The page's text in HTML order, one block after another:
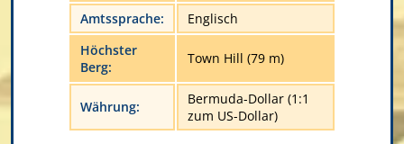
Amtssprache:
Englisch
Höchster
Berg:
Town Hill (79 m)
Währung:
Bermuda-Dollar (1:1
zum US-Dollar)